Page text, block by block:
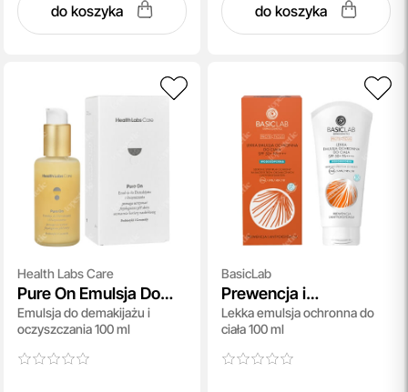
do koszyka do koszyka
Health Labs Care
Pure On Emulsja Do
Demakijażu
Emulsja do demakijażu i
oczyszczania 100 ml
BasicLab
Prewencja i
Antyoksydacja SPF
50+ PA++++
Lekka emulsja ochronna do
ciała 100 ml